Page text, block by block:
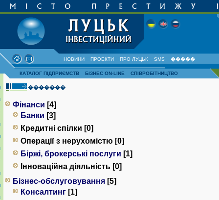
НОВИНИ ПРОЕКТИ ПРО ЛУЦЬК SMS �����
КАТАЛОГ ПІДПРИЄМСТВ БІЗНЕС ON-LINE СПІВРОБІТНИЦТВО
�������
Фінанси [4]
Банки [3]
Кредитні спілки [0]
Операції з нерухомістю [0]
Біржі, брокерські послуги [1]
Інноваційна діяльність [0]
Бізнес-обслуговування [5]
Консалтинг [1]